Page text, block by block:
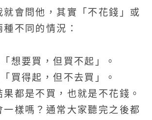
就會問他，其實「不花錢」或
種不同的情況：
想要買，但買不起」。
買得起，但不去買」。
果都是不買，也就是不花錢。
一樣嗎？通常大家聽完之後都